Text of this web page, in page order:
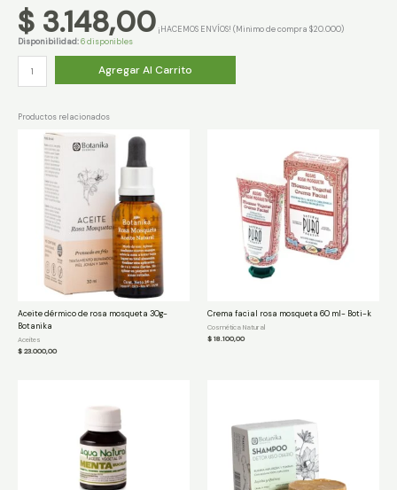
$ 3.148,00 ¡HACEMOS ENVÍOS! (Minimo de compra $20.000)
Disponibilidad:6 disponibles
diente
bambú-
cantidad
Agregar Al Carrito
Productos relacionados
Aceite dérmico de rosa mosqueta 30g-
Botanika
Aceites
$23.000,00
Crema facial rosa mosqueta 60 ml- Boti-k
Cosmética Natural
$18.100,00